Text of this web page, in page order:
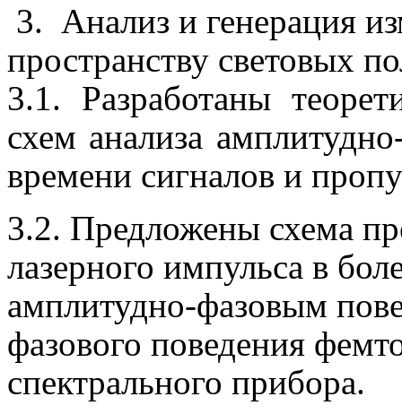
3. Анализ и генерация
пространству световых
3.1. Разработаны
схем анализа
времени сигналов и
3.2. Предложены схема
лазерного импульса в
амплитудно-фазовым
фазового поведения
спектрального прибора.